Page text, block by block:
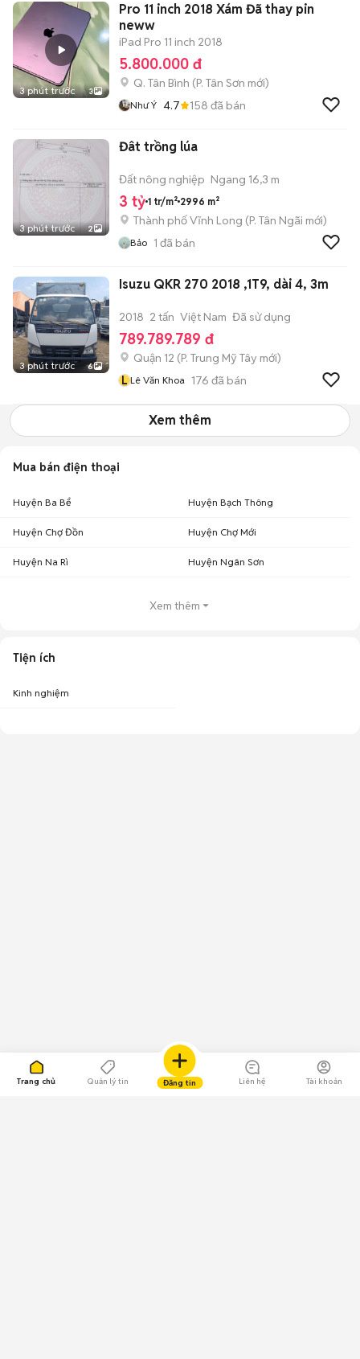
Trang chủ Quản lý tin Đăng tin Liên hệ Tài khoản
3 phút trước 3
Pro 11 inch 2018 Xám Đã thay pin
neww
iPad Pro 11 inch 2018
5.800.000 đ
Q. Tân Bình (P. Tân Sơn mới)
Như Ý 4.7 158 đã bán
3 phút trước 2
Đât trồng lúa
Đất nông nghiệp Ngang 16,3 m
3 tỷ 1 tr/m² 2996 m²
Thành phố Vĩnh Long (P. Tân Ngãi mới)
Bảo 1 đã bán
3 phút trước 6
Isuzu QKR 270 2018 ,1T9, dài 4, 3m
2018 2 tấn Việt Nam Đã sử dụng
789.789.789 đ
Quận 12 (P. Trung Mỹ Tây mới)
L Lê Văn Khoa 176 đã bán
Xem thêm
Mua bán điện thoại
Huyện Ba Bể Huyện Bạch Thông
Huyện Chợ Đồn Huyện Chợ Mới
Huyện Na Rì Huyện Ngân Sơn
Xem thêm
Tiện ích
Kinh nghiệm